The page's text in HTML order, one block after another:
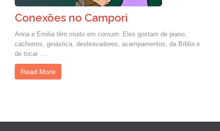
Conexões no Campori
Anna e Emilia têm muito em comum. Eles gostam de piano,
cachorros, ginástica, desbravadores, acampamentos, da Bíblia e
de tocar …
Read More